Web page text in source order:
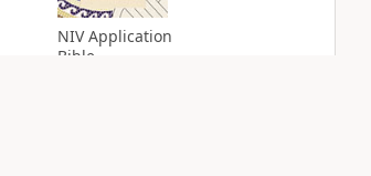
NIV Application
Bible